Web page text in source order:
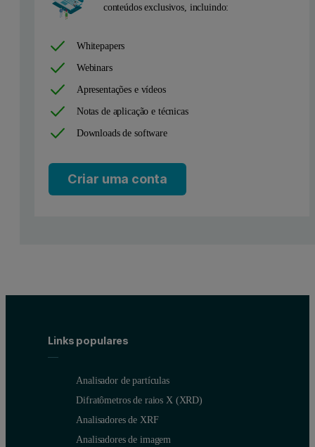
conteúdos exclusivos, incluindo:
Whitepapers
Webinars
Apresentações e vídeos
Notas de aplicação e técnicas
Downloads de software
Criar uma conta
Links populares
Analisador de partículas
Difratômetros de raios X (XRD)
Analisadores de XRF
Analisadores de imagem